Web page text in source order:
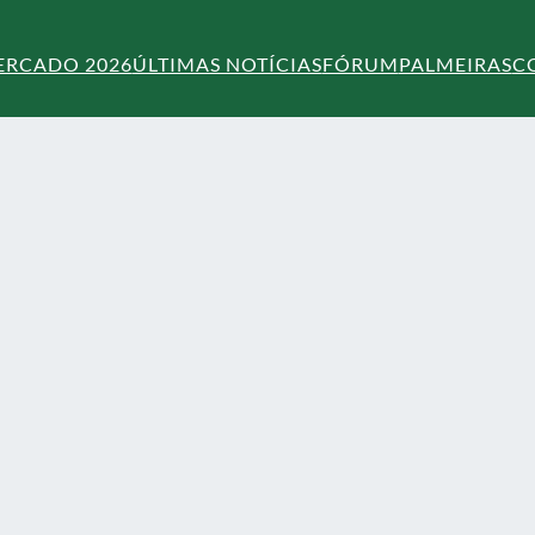
2026ÚLTIMAS NOTÍCIASFÓRUMPALMEIRAS